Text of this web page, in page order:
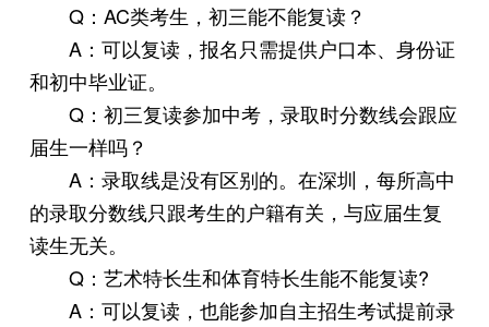
Q：AC类考生，初三能不能复读？
A：可以复读，报名只需提供户口本、身份证
和初中毕业证。
Q：初三复读参加中考，录取时分数线会跟应
届生一样吗？
A：录取线是没有区别的。在深圳，每所高中
的录取分数线只跟考生的户籍有关，与应届生复
读生无关。
Q：艺术特长生和体育特长生能不能复读?
A：可以复读，也能参加自主招生考试提前录